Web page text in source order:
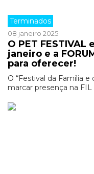
Terminados
08 janeiro 2025
O PET FESTIVAL
janeiro e a
para oferecer!
O “Festival da Família
marcar presença na FIL